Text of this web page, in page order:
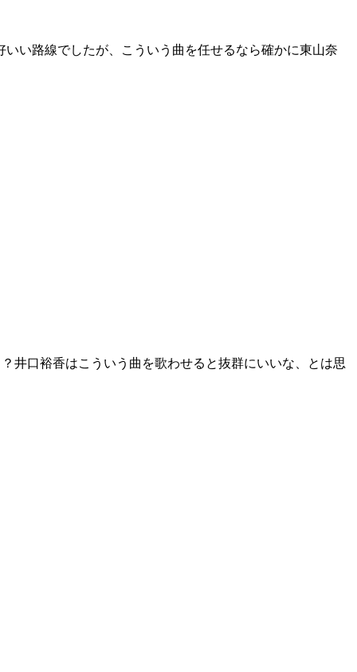
い路線でしたが、こういう曲を任せるなら確かに東山奈
井口裕香はこういう曲を歌わせると抜群にいいな、とは思